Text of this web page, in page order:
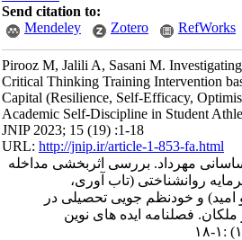
Send citation to:
Mendeley
Zotero RefWorks
Pirooz M, Jalili A, Sasani M.
Critical Thinking Training Intervention
Capital (Resilience, Self-Efficacy,
Academic Self-Discipline in Student
JNIP 2023; 15 (19) :1-18
URL:http://jnip.ir/article-1-853-fa.html
مهرداد. بررسی اثربخشی مداخله
روانشناختی (تاب آوری،
و خودنظم جویی تحصیلی در
فصلنامه ایده های نوین